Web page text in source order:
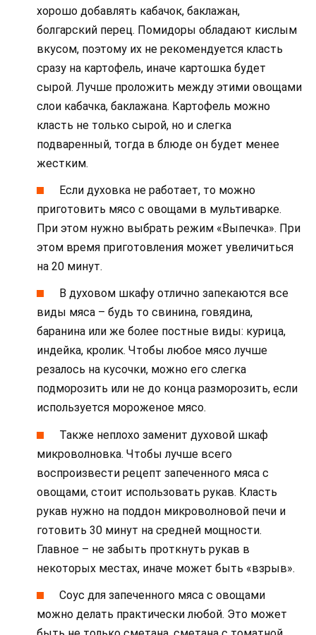
хорошо добавлять кабачок, баклажан,
болгарский перец. Помидоры обладают кислым
вкусом, поэтому их не рекомендуется класть
сразу на картофель, иначе картошка будет
сырой. Лучше проложить между этими овощами
слои кабачка, баклажана. Картофель можно
класть не только сырой, но и слегка
подваренный, тогда в блюде он будет менее
жестким.
Если духовка не работает, то можно
приготовить мясо с овощами в мультиварке.
При этом нужно выбрать режим «Выпечка». При
этом время приготовления может увеличиться
на 20 минут.
В духовом шкафу отлично запекаются все
виды мяса – будь то свинина, говядина,
баранина или же более постные виды: курица,
индейка, кролик. Чтобы любое мясо лучше
резалось на кусочки, можно его слегка
подморозить или не до конца разморозить, если
используется мороженое мясо.
Также неплохо заменит духовой шкаф
микроволновка. Чтобы лучше всего
воспроизвести рецепт запеченного мяса с
овощами, стоит использовать рукав. Класть
рукав нужно на поддон микроволновой печи и
готовить 30 минут на средней мощности.
Главное – не забыть проткнуть рукав в
некоторых местах, иначе может быть «взрыв».
Соус для запеченного мяса с овощами
можно делать практически любой. Это может